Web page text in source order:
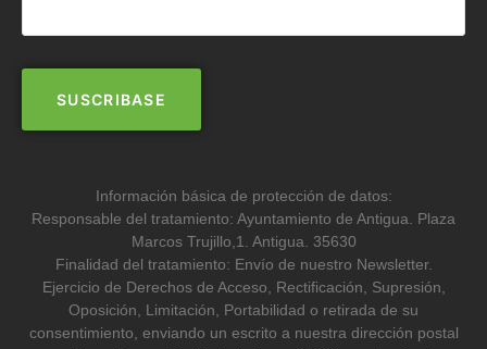
Información básica de protección de datos:
Responsable del tratamiento: Ayuntamiento de Antigua. Plaza
Marcos Trujillo,1. Antigua. 35630
Finalidad del tratamiento: Envío de nuestro Newsletter.
Ejercicio de Derechos de Acceso, Rectificación, Supresión,
Oposición, Limitación, Portabilidad o retirada de su
consentimiento, enviando un escrito a nuestra dirección postal